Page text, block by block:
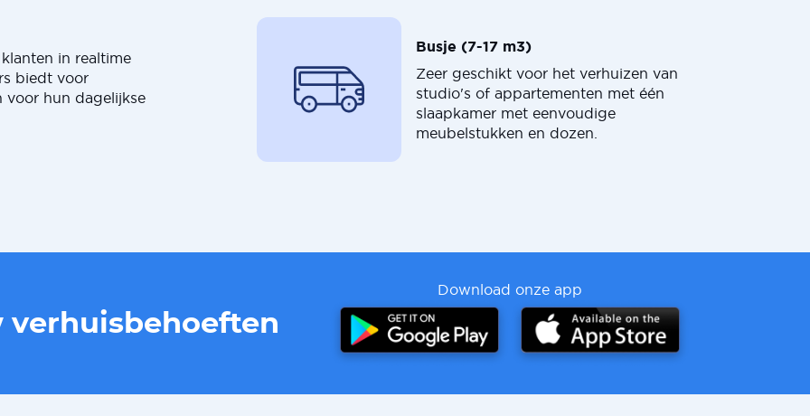
in realtime
biedt voor
voor hun dagelijkse
Busje (7-17 m3)
Zeer geschikt voor het verhuizen van
studio's of appartementen met één
slaapkamer met eenvoudige
meubelstukken en dozen.
verhuisbehoeften
Download onze app